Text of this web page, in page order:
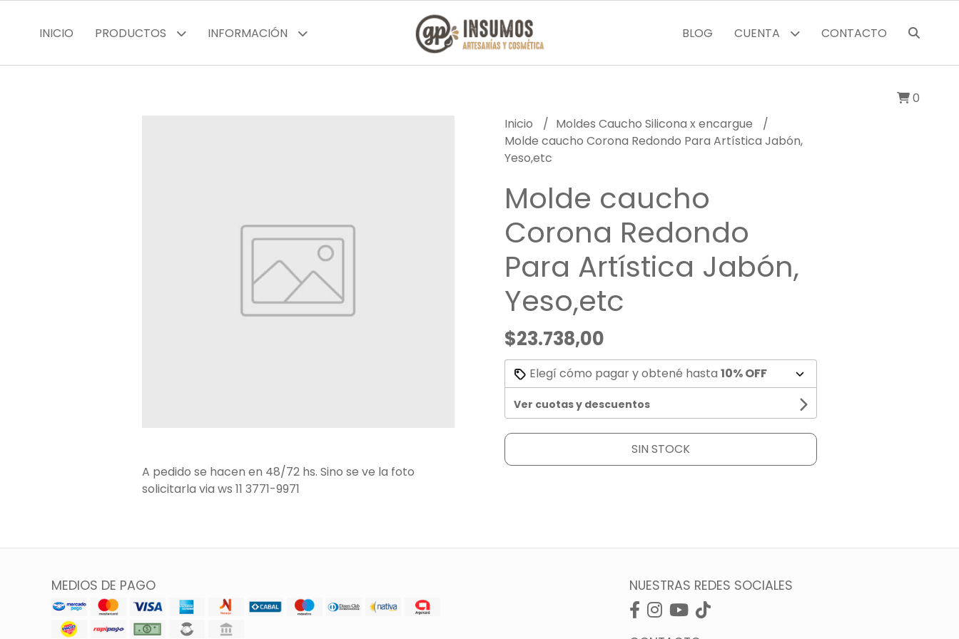
INICIO PRODUCTOS INFORMACIÓN BLOG CUENTA CONTACTO
0
A pedido se hacen en 48/72 hs. Sino se ve la foto
solicitarla via ws 11 3771-9971
Inicio
Moldes Caucho Silicona x encargue
Molde caucho Corona Redondo Para Artística Jabón,
Yeso,etc
Molde caucho
Corona Redondo
Para Artística Jabón,
Yeso,etc
$23.738,00
Elegí cómo pagar y obtené hasta 10% OFF
Ver cuotas y descuentos
SIN STOCK
MEDIOS DE PAGO NUESTRAS REDES SOCIALES